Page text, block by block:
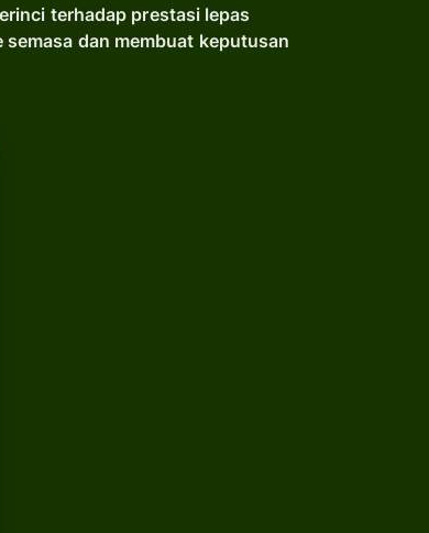
terhadap prestasi lepas
dan membuat keputusan